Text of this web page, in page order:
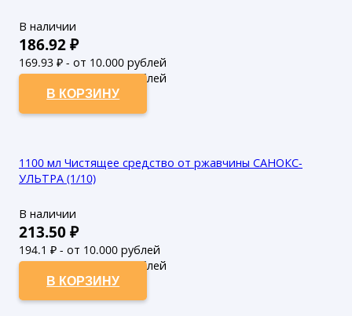
В наличии
186.92₽
169.93 ₽ - от 10.000 рублей
154.48₽ - от 50.000 рублей
В КОРЗИНУ
1100 мл Чистящее средство от ржавчины САНОКС-
УЛЬТРА (1/10)
В наличии
213.50₽
194.1 ₽ - от 10.000 рублей
176.45₽ - от 50.000 рублей
В КОРЗИНУ